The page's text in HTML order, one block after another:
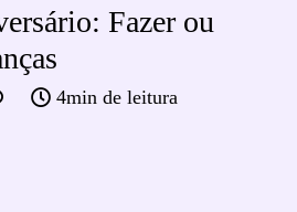
Fazer ou
4min de leitura